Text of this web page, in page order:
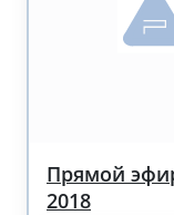
Прямой
2018